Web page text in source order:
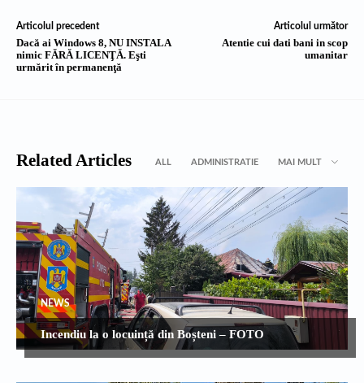
Articolul precedent
Dacă ai Windows 8, NU INSTALA
nimic FĂRĂ LICENŢĂ. Eşti
urmărit în permanenţă
Articolul următor
Atentie cui dati bani in scop
umanitar
Related Articles ALL ADMINISTRATIE MAI MULT
NEWS
Incendiu la o locuință din Boșteni – FOTO